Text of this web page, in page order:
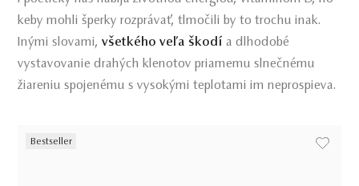
keby mohli šperky rozprávať, tlmočili by to trochu inak.
Inými slovami,všetkého veľa škodí a dlhodobé
vystavovanie drahých klenotov priamemu slnečnému
žiareniu spojenému s vysokými teplotami im neprospieva.
Bestseller